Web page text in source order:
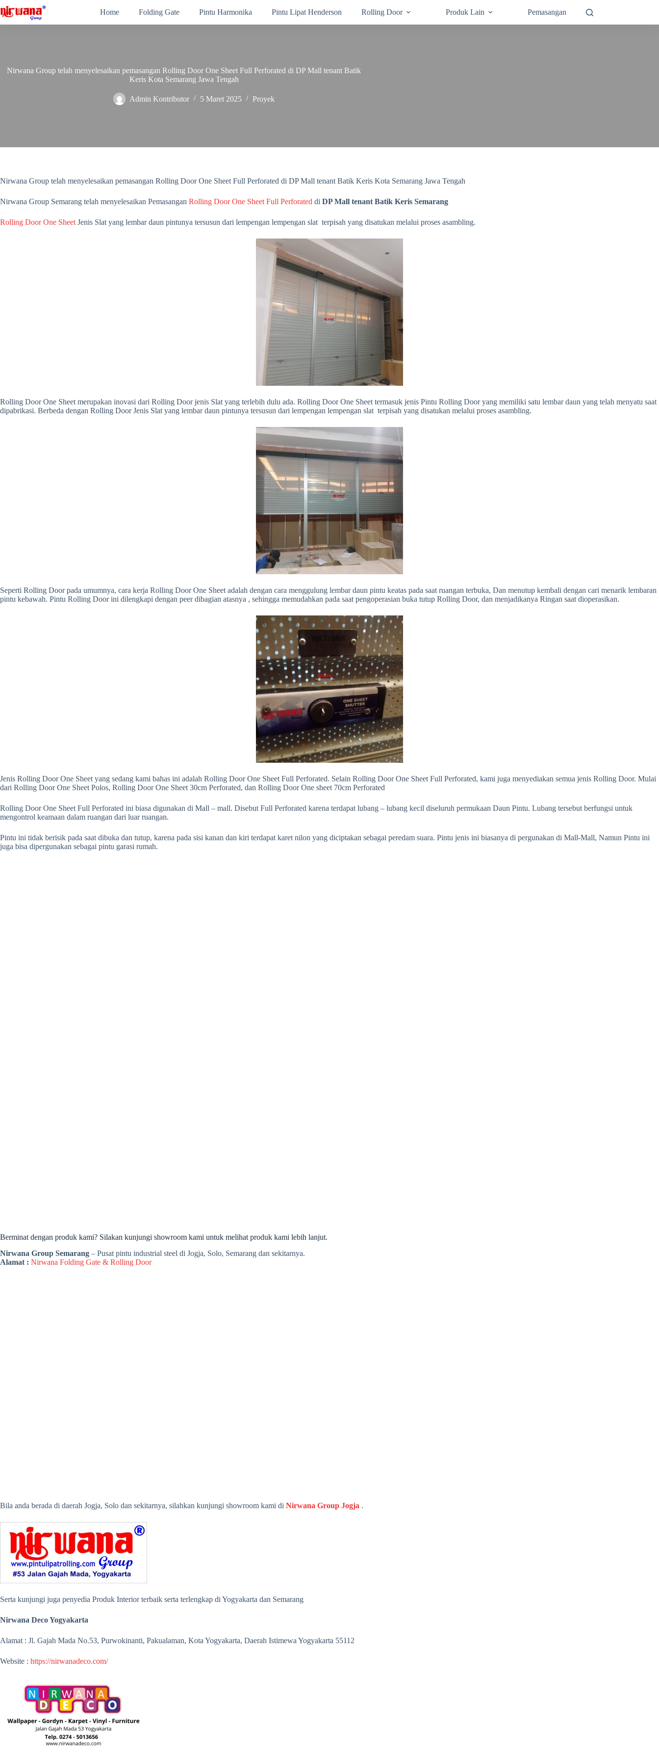
to
Home Folding Gate Pintu Harmonika Pintu Lipat Henderson Rolling Door Produk Lain Pemasangan
Nirwana Group telah menyelesaikan pemasangan Rolling Door One Sheet Full Perforated di DP Mall tenant Batik
Keris Kota Semarang Jawa Tengah
Admin Kontributor 5 Maret 2025 Proyek
Nirwana Group telah menyelesaikan pemasangan Rolling Door One Sheet Full Perforated di DP Mall tenant Batik Keris Kota Semarang Jawa Tengah
Nirwana Group Semarang telah menyelesaikan Pemasangan Rolling Door One Sheet Full Perforated di DP Mall tenant Batik Keris Semarang
Rolling Door One Sheet Jenis Slat yang lembar daun pintunya tersusun dari lempengan lempengan slat terpisah yang disatukan melalui proses asambling.
Rolling Door One Sheet merupakan inovasi dari Rolling Door jenis Slat yang terlebih dulu ada. Rolling Door One Sheet termasuk jenis Pintu Rolling Door yang memiliki satu lembar daun yang telah menyatu saat
dipabrikasi. Berbeda dengan Rolling Door Jenis Slat yang lembar daun pintunya tersusun dari lempengan lempengan slat terpisah yang disatukan melalui proses asambling.
Seperti Rolling Door pada umumnya, cara kerja Rolling Door One Sheet adalah dengan cara menggulung lembar daun pintu keatas pada saat ruangan terbuka, Dan menutup kembali dengan cari menarik lembaran
pintu kebawah. Pintu Rolling Door ini dilengkapi dengan peer dibagian atasnya , sehingga memudahkan pada saat pengoperasian buka tutup Rolling Door, dan menjadikanya Ringan saat dioperasikan.
Jenis Rolling Door One Sheet yang sedang kami bahas ini adalah Rolling Door One Sheet Full Perforated. Selain Rolling Door One Sheet Full Perforated, kami juga menyediakan semua jenis Rolling Door. Mulai
dari Rolling Door One Sheet Polos, Rolling Door One Sheet 30cm Perforated, dan Rolling Door One sheet 70cm Perforated
Rolling Door One Sheet Full Perforated ini biasa digunakan di Mall – mall. Disebut Full Perforated karena terdapat lubang – lubang kecil diseluruh permukaan Daun Pintu. Lubang tersebut berfungsi untuk
mengontrol keamaan dalam ruangan dari luar ruangan.
Pintu ini tidak berisik pada saat dibuka dan tutup, karena pada sisi kanan dan kiri terdapat karet nilon yang diciptakan sebagai peredam suara. Pintu jenis ini biasanya di pergunakan di Mall-Mall, Namun Pintu ini
juga bisa dipergunakan sebagai pintu garasi rumah.
Berminat dengan produk kami? Silakan kunjungi showroom kami untuk melihat produk kami lebih lanjut.
Nirwana Group Semarang – Pusat pintu industrial steel di Jogja, Solo, Semarang dan sekitarnya.
Alamat : Nirwana Folding Gate & Rolling Door
Bila anda berada di daerah Jogja, Solo dan sekitarnya, silahkan kunjungi showroom kami di Nirwana Group Jogja .
Serta kunjungi juga penyedia Produk Interior terbaik serta terlengkap di Yogyakarta dan Semarang
Nirwana Deco Yogyakarta
Alamat : Jl. Gajah Mada No.53, Purwokinanti, Pakualaman, Kota Yogyakarta, Daerah Istimewa Yogyakarta 55112
Website : https://nirwanadeco.com/